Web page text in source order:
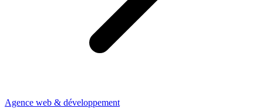
Agence web & développement